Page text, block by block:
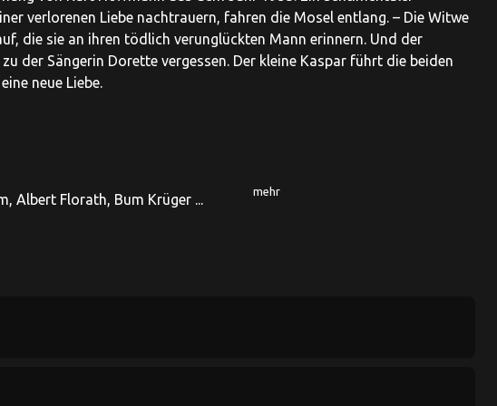
verlorenen Liebe nachtrauern, fahren die Mosel entlang. – Die Witwe
die sie an ihren tödlich verunglückten Mann erinnern. Und der
der Sängerin Dorette vergessen. Der kleine Kaspar führt die beiden
neue Liebe.
Albert Florath, Bum Krüger ...
mehr